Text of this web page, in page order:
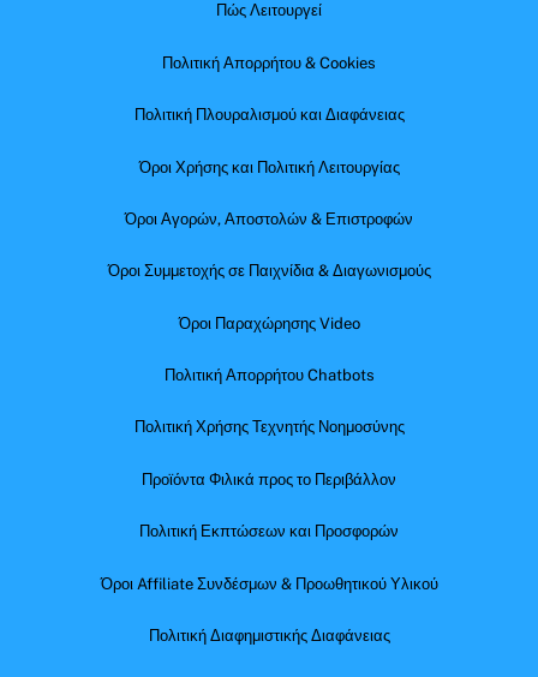
Πώς Λειτουργεί
Πολιτική Απορρήτου & Cookies
Πολιτική Πλουραλισμού και Διαφάνειας
Όροι Χρήσης και Πολιτική Λειτουργίας
Όροι Αγορών, Αποστολών & Επιστροφών
Όροι Συμμετοχής σε Παιχνίδια & Διαγωνισμούς
Όροι Παραχώρησης Video
Πολιτική Απορρήτου Chatbots
Πολιτική Χρήσης Τεχνητής Νοημοσύνης
Προϊόντα Φιλικά προς το Περιβάλλον
Πολιτική Εκπτώσεων και Προσφορών
Όροι Affiliate Συνδέσμων & Προωθητικού Υλικού
Πολιτική Διαφημιστικής Διαφάνειας